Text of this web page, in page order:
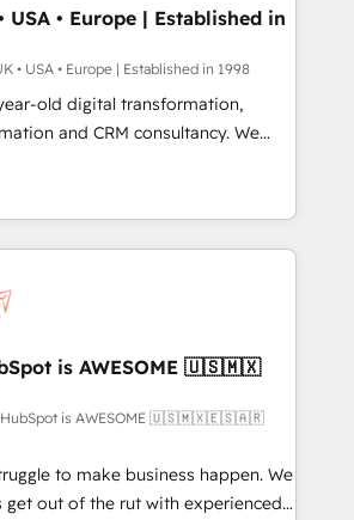
Hub, Service Hub, Data
(CMS) • ISO/IEC 27001:2022, ISO
ISO 42001: 2023 certified •
governance framework,
- helping you 'organise
USA • Europe | Established in
• USA • Europe | Established in 1998
old digital transformation,
and CRM consultancy. We
and enterprise clients to
from digital and fuel their
causing inefficiencies, improve
Key services: • CRM
Web Development • RevOps &
Marketing Automation What
HubSpot
long-term
embed ourselves into your
is AWESOME 🇺🇸🇲🇽
HubSpot is AWESOME 🇺🇸🇲🇽🇪🇸🇦🇷
to make business happen. We
get out of the rut with experienced,